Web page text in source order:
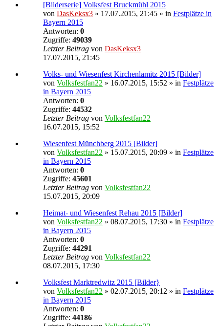
[Bilderserie] Volksfest Bruckmühl 2015
von DasKeksx3 » 17.07.2015, 21:45 » in Festplätze in
Bayern 2015
Antworten: 0
Zugriffe: 49039
Letzter Beitrag von DasKeksx3
17.07.2015, 21:45
Volks- und Wiesenfest Kirchenlamitz 2015 [Bilder]
von Volksfestfan22 » 16.07.2015, 15:52 » in Festplätze
in Bayern 2015
Antworten: 0
Zugriffe: 44532
Letzter Beitrag von Volksfestfan22
16.07.2015, 15:52
Wiesenfest Münchberg 2015 [Bilder]
von Volksfestfan22 » 15.07.2015, 20:09 » in Festplätze
in Bayern 2015
Antworten: 0
Zugriffe: 45601
Letzter Beitrag von Volksfestfan22
15.07.2015, 20:09
Heimat- und Wiesenfest Rehau 2015 [Bilder]
von Volksfestfan22 » 08.07.2015, 17:30 » in Festplätze
in Bayern 2015
Antworten: 0
Zugriffe: 44291
Letzter Beitrag von Volksfestfan22
08.07.2015, 17:30
Volksfest Marktredwitz 2015 [Bilder}
von Volksfestfan22 » 02.07.2015, 20:12 » in Festplätze
in Bayern 2015
Antworten: 0
Zugriffe: 44186